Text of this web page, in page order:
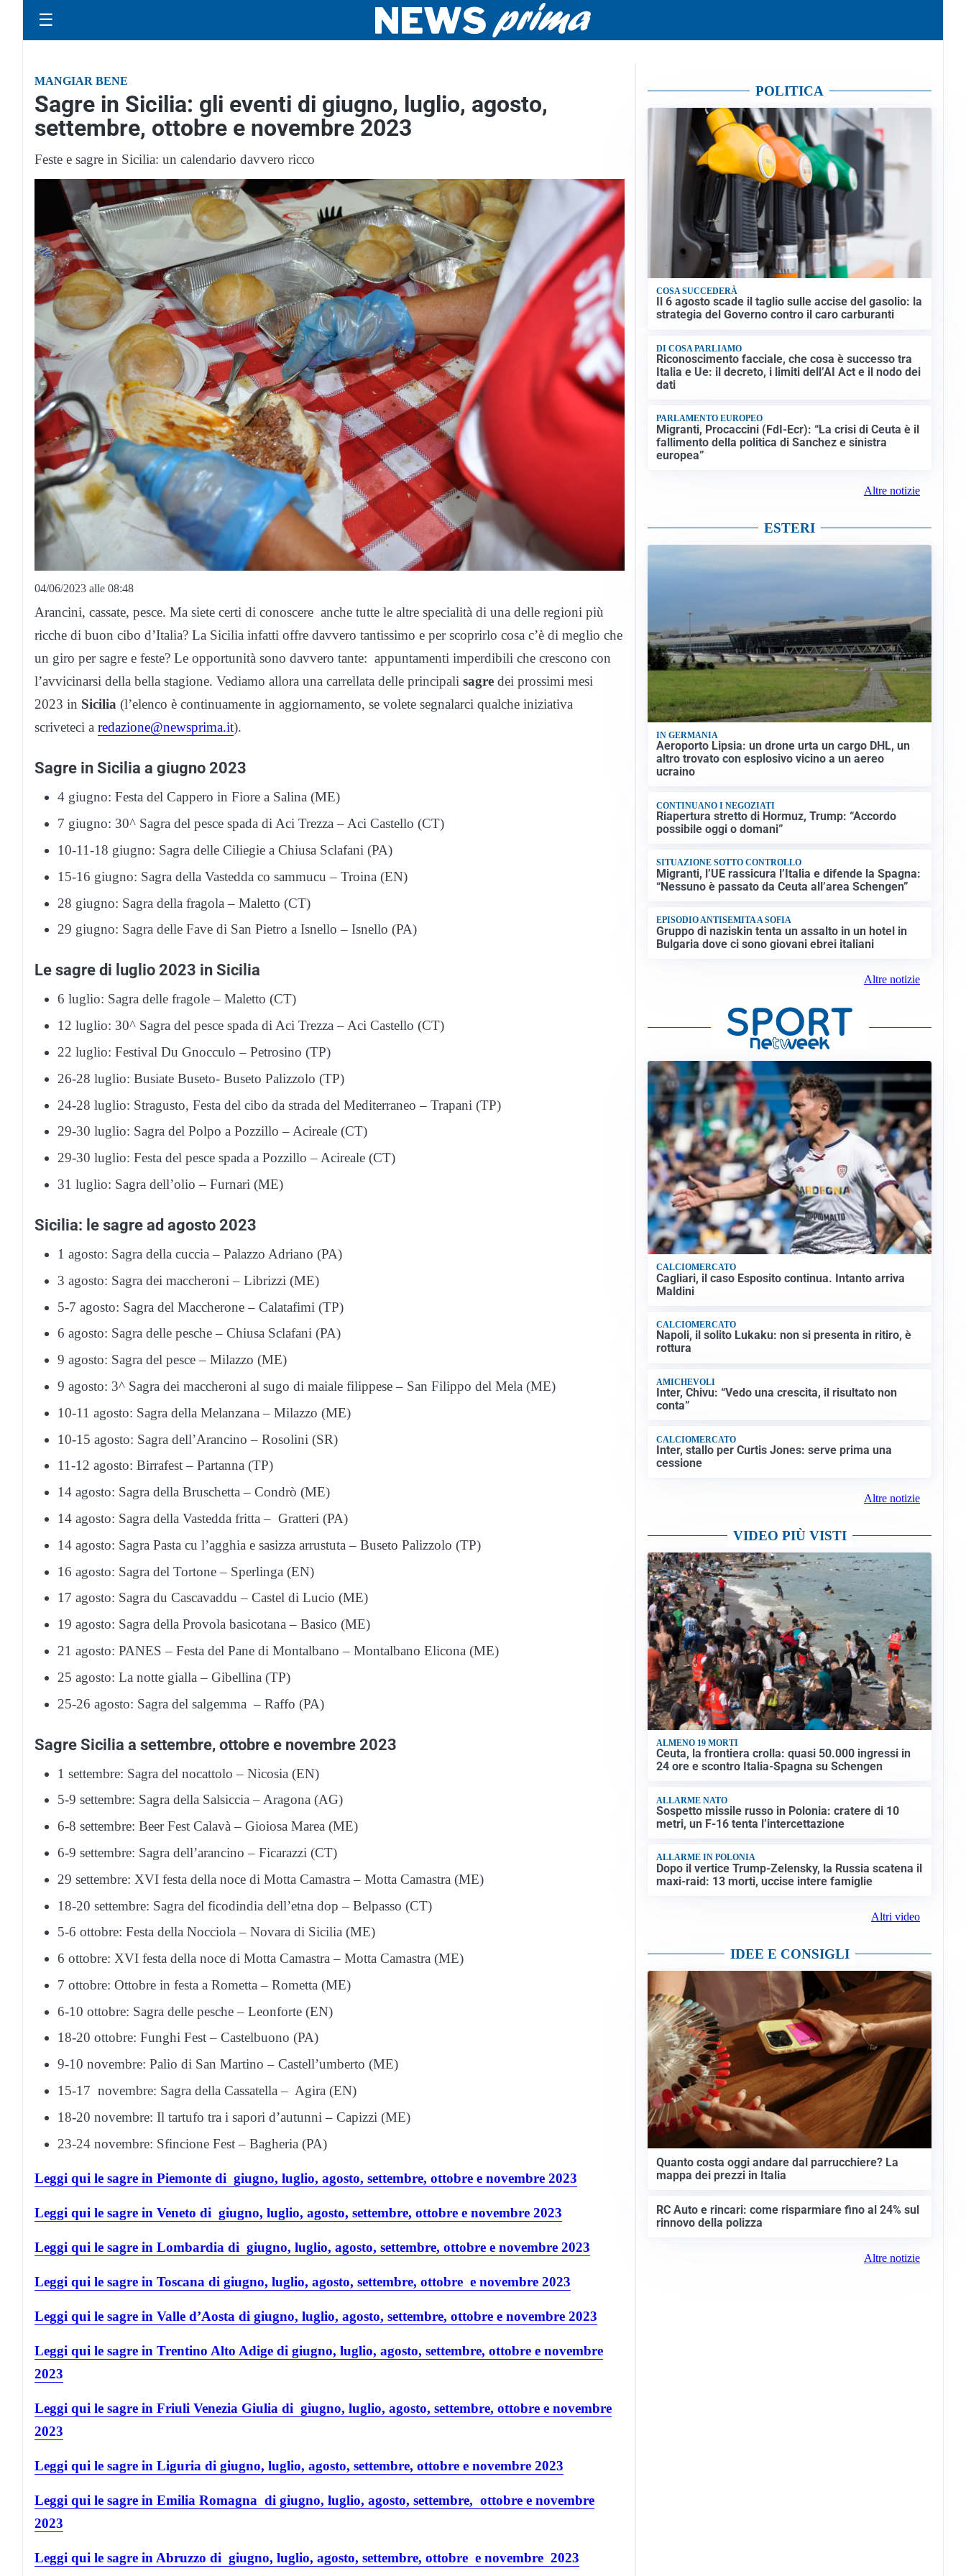
☰
MANGIAR BENE
Sagre in Sicilia: gli eventi di giugno, luglio, agosto,
settembre, ottobre e novembre 2023
Feste e sagre in Sicilia: un calendario davvero ricco
04/06/2023 alle 08:48
Arancini, cassate, pesce. Ma siete certi di conoscere anche tutte le altre specialità di una delle regioni più
ricche di buon cibo d’Italia? La Sicilia infatti offre davvero tantissimo e per scoprirlo cosa c’è di meglio che
un giro per sagre e feste? Le opportunità sono davvero tante: appuntamenti imperdibili che crescono con
l’avvicinarsi della bella stagione. Vediamo allora una carrellata delle principali sagre dei prossimi mesi
2023 in Sicilia (l’elenco è continuamente in aggiornamento, se volete segnalarci qualche iniziativa
scriveteci a redazione@newsprima.it).
Sagre in Sicilia a giugno 2023
4 giugno: Festa del Cappero in Fiore a Salina (ME)
7 giugno: 30^ Sagra del pesce spada di Aci Trezza – Aci Castello (CT)
10-11-18 giugno: Sagra delle Ciliegie a Chiusa Sclafani (PA)
15-16 giugno: Sagra della Vastedda co sammucu – Troina (EN)
28 giugno: Sagra della fragola – Maletto (CT)
29 giugno: Sagra delle Fave di San Pietro a Isnello – Isnello (PA)
Le sagre di luglio 2023 in Sicilia
6 luglio: Sagra delle fragole – Maletto (CT)
12 luglio: 30^ Sagra del pesce spada di Aci Trezza – Aci Castello (CT)
22 luglio: Festival Du Gnocculo – Petrosino (TP)
26-28 luglio: Busiate Buseto- Buseto Palizzolo (TP)
24-28 luglio: Stragusto, Festa del cibo da strada del Mediterraneo – Trapani (TP)
29-30 luglio: Sagra del Polpo a Pozzillo – Acireale (CT)
29-30 luglio: Festa del pesce spada a Pozzillo – Acireale (CT)
31 luglio: Sagra dell’olio – Furnari (ME)
Sicilia: le sagre ad agosto 2023
1 agosto: Sagra della cuccia – Palazzo Adriano (PA)
3 agosto: Sagra dei maccheroni – Librizzi (ME)
5-7 agosto: Sagra del Maccherone – Calatafimi (TP)
6 agosto: Sagra delle pesche – Chiusa Sclafani (PA)
9 agosto: Sagra del pesce – Milazzo (ME)
9 agosto: 3^ Sagra dei maccheroni al sugo di maiale filippese – San Filippo del Mela (ME)
10-11 agosto: Sagra della Melanzana – Milazzo (ME)
10-15 agosto: Sagra dell’Arancino – Rosolini (SR)
11-12 agosto: Birrafest – Partanna (TP)
14 agosto: Sagra della Bruschetta – Condrò (ME)
14 agosto: Sagra della Vastedda fritta – Gratteri (PA)
14 agosto: Sagra Pasta cu l’agghia e sasizza arrustuta – Buseto Palizzolo (TP)
16 agosto: Sagra del Tortone – Sperlinga (EN)
17 agosto: Sagra du Cascavaddu – Castel di Lucio (ME)
19 agosto: Sagra della Provola basicotana – Basico (ME)
21 agosto: PANES – Festa del Pane di Montalbano – Montalbano Elicona (ME)
25 agosto: La notte gialla – Gibellina (TP)
25-26 agosto: Sagra del salgemma – Raffo (PA)
Sagre Sicilia a settembre, ottobre e novembre 2023
1 settembre: Sagra del nocattolo – Nicosia (EN)
5-9 settembre: Sagra della Salsiccia – Aragona (AG)
6-8 settembre: Beer Fest Calavà – Gioiosa Marea (ME)
6-9 settembre: Sagra dell’arancino – Ficarazzi (CT)
29 settembre: XVI festa della noce di Motta Camastra – Motta Camastra (ME)
18-20 settembre: Sagra del ficodindia dell’etna dop – Belpasso (CT)
5-6 ottobre: Festa della Nocciola – Novara di Sicilia (ME)
6 ottobre: XVI festa della noce di Motta Camastra – Motta Camastra (ME)
7 ottobre: Ottobre in festa a Rometta – Rometta (ME)
6-10 ottobre: Sagra delle pesche – Leonforte (EN)
18-20 ottobre: Funghi Fest – Castelbuono (PA)
9-10 novembre: Palio di San Martino – Castell’umberto (ME)
15-17 novembre: Sagra della Cassatella – Agira (EN)
18-20 novembre: Il tartufo tra i sapori d’autunni – Capizzi (ME)
23-24 novembre: Sfincione Fest – Bagheria (PA)
Leggi qui le sagre in Piemonte di giugno, luglio, agosto, settembre, ottobre e novembre 2023
Leggi qui le sagre in Veneto di giugno, luglio, agosto, settembre, ottobre e novembre 2023
Leggi qui le sagre in Lombardia di giugno, luglio, agosto, settembre, ottobre e novembre 2023
Leggi qui le sagre in Toscana di giugno, luglio, agosto, settembre, ottobre e novembre 2023
Leggi qui le sagre in Valle d’Aosta di giugno, luglio, agosto, settembre, ottobre e novembre 2023
Leggi qui le sagre in Trentino Alto Adige di giugno, luglio, agosto, settembre, ottobre e novembre
2023
Leggi qui le sagre in Friuli Venezia Giulia di giugno, luglio, agosto, settembre, ottobre e novembre
2023
Leggi qui le sagre in Liguria di giugno, luglio, agosto, settembre, ottobre e novembre 2023
Leggi qui le sagre in Emilia Romagna di giugno, luglio, agosto, settembre, ottobre e novembre
2023
Leggi qui le sagre in Abruzzo di giugno, luglio, agosto, settembre, ottobre e novembre 2023
POLITICA
COSA SUCCEDERÀ
Il 6 agosto scade il taglio sulle accise del gasolio: la
strategia del Governo contro il caro carburanti
DI COSA PARLIAMO
Riconoscimento facciale, che cosa è successo tra
Italia e Ue: il decreto, i limiti dell’AI Act e il nodo dei
dati
PARLAMENTO EUROPEO
Migranti, Procaccini (FdI-Ecr): “La crisi di Ceuta è il
fallimento della politica di Sanchez e sinistra
europea”
Altre notizie
ESTERI
IN GERMANIA
Aeroporto Lipsia: un drone urta un cargo DHL, un
altro trovato con esplosivo vicino a un aereo
ucraino
CONTINUANO I NEGOZIATI
Riapertura stretto di Hormuz, Trump: “Accordo
possibile oggi o domani”
SITUAZIONE SOTTO CONTROLLO
Migranti, l’UE rassicura l’Italia e difende la Spagna:
“Nessuno è passato da Ceuta all’area Schengen”
EPISODIO ANTISEMITA A SOFIA
Gruppo di naziskin tenta un assalto in un hotel in
Bulgaria dove ci sono giovani ebrei italiani
Altre notizie
CALCIOMERCATO
Cagliari, il caso Esposito continua. Intanto arriva
Maldini
CALCIOMERCATO
Napoli, il solito Lukaku: non si presenta in ritiro, è
rottura
AMICHEVOLI
Inter, Chivu: “Vedo una crescita, il risultato non
conta”
CALCIOMERCATO
Inter, stallo per Curtis Jones: serve prima una
cessione
Altre notizie
VIDEO PIÙ VISTI
ALMENO 19 MORTI
Ceuta, la frontiera crolla: quasi 50.000 ingressi in
24 ore e scontro Italia-Spagna su Schengen
ALLARME NATO
Sospetto missile russo in Polonia: cratere di 10
metri, un F-16 tenta l’intercettazione
ALLARME IN POLONIA
Dopo il vertice Trump-Zelensky, la Russia scatena il
maxi-raid: 13 morti, uccise intere famiglie
Altri video
IDEE E CONSIGLI
Quanto costa oggi andare dal parrucchiere? La
mappa dei prezzi in Italia
RC Auto e rincari: come risparmiare fino al 24% sul
rinnovo della polizza
Altre notizie